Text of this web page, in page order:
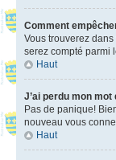
Comment
Vous trouverez dans
serez compté parmi
Haut
J’ai perdu mon mot
Pas de panique!
nouveau vous
Haut